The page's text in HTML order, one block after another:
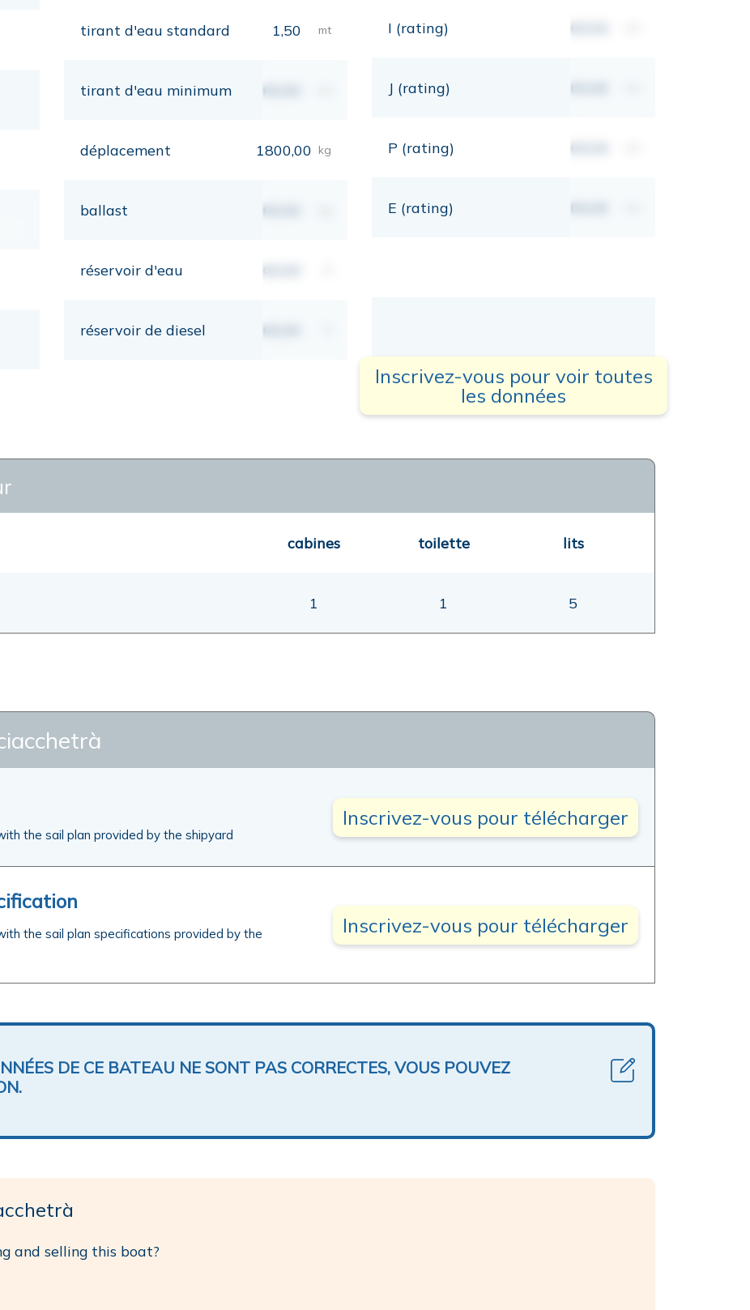
tirant d'eau standard 1,50 mt
tirant d'eau minimum 00,00
déplacement 1800,00 kg
ballast 00,00
réservoir d'eau 00,00
réservoir de diesel 00,00
I (rating) 00,00
J (rating) 00,00
P (rating) 00,00
E (rating) 00,00
Inscrivez-vous pour voir toutes
les données
cabines toilette lits
1 1 5
the sail plan provided by the shipyard
Inscrivez-vous pour télécharger
the sail plan specifications provided by the
Inscrivez-vous pour télécharger
DE CE BATEAU NE SONT PAS CORRECTES, VOUS POUVEZ
and selling this boat?